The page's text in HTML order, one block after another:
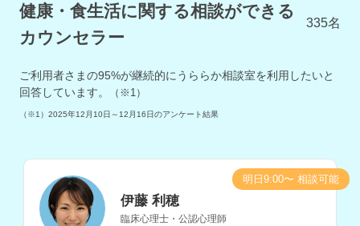
健康・食生活に関する相談ができる
カウンセラー
335名
ご利用者さまの95%が継続的にうららか相談室を利用したいと
回答しています。
（※1）
（※1） 2025年12月10日～12月16日のアンケート結果
伊藤 利穂
臨床心理士・公認心理師
明日9:00〜 相談可能